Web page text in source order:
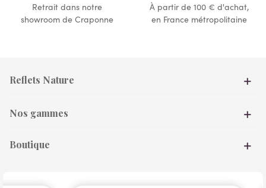
Retrait dans notre
showroom de Craponne
À partir de 100 € d'achat,
en France métropolitaine
Reflets Nature
Nos gammes
Boutique